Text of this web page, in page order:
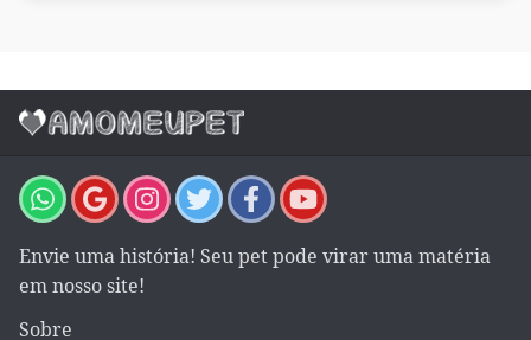
Envie uma história! Seu pet pode virar uma matéria
em nosso site!
Sobre